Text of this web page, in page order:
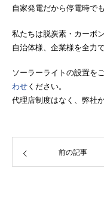
自家発電だから停電時で
私たちは脱炭素・カーボ
自治体様、企業様を全力
ソーラーライトの設置を
わせ ください。
代理店制度はなく、弊社
前の記事